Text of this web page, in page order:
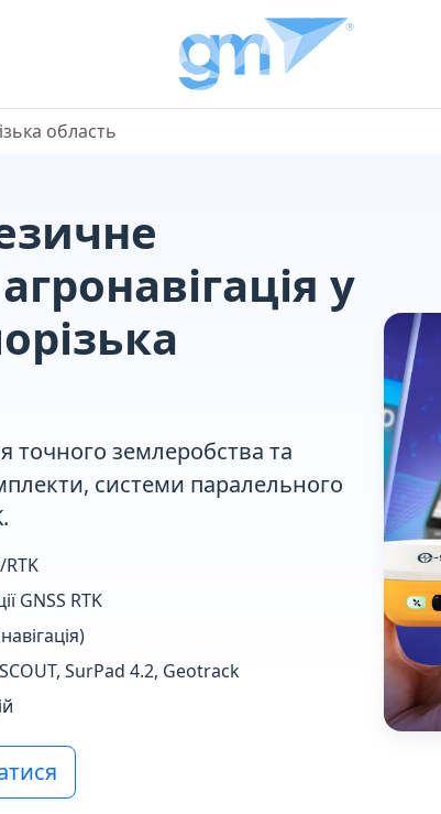
область
у
точного землеробства та
системи паралельного
GNSS RTK
SurPad 4.2, Geotrack